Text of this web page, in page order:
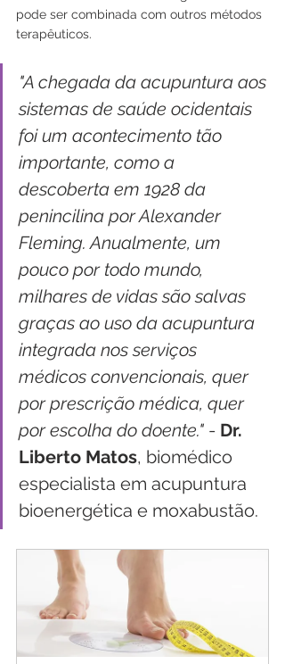
pode ser combinada com outros métodos
terapêuticos.
"A chegada da acupuntura aos
sistemas de saúde ocidentais
foi um acontecimento tão
importante, como a
descoberta em 1928 da
penincilina por Alexander
Fleming. Anualmente, um
pouco por todo mundo,
milhares de vidas são salvas
graças ao uso da acupuntura
integrada nos serviços
médicos convencionais, quer
por prescrição médica, quer
por escolha do doente." - Dr.
Liberto Matos, biomédico
especialista em acupuntura
bioenergética e moxabustão.